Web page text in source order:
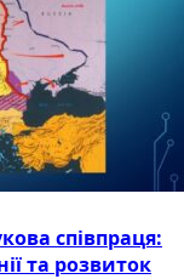
співпраця:
та розвиток